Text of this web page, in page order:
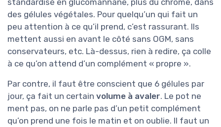
des gélules végétales. Pour quelqu’un qui fait un
peu attention à ce qu’il prend, c’est rassurant. Ils
mettent aussi en avant le côté sans OGM, sans
conservateurs, etc. Là-dessus, rien à redire, ça colle
à ce qu’on attend d’un complément « propre ».
Par contre, il faut être conscient que 6 gélules par
jour, ça fait un certain volume à avaler. Le pot ne
ment pas, on ne parle pas d’un petit complément
qu’on prend une fois le matin et on oublie. Il faut un